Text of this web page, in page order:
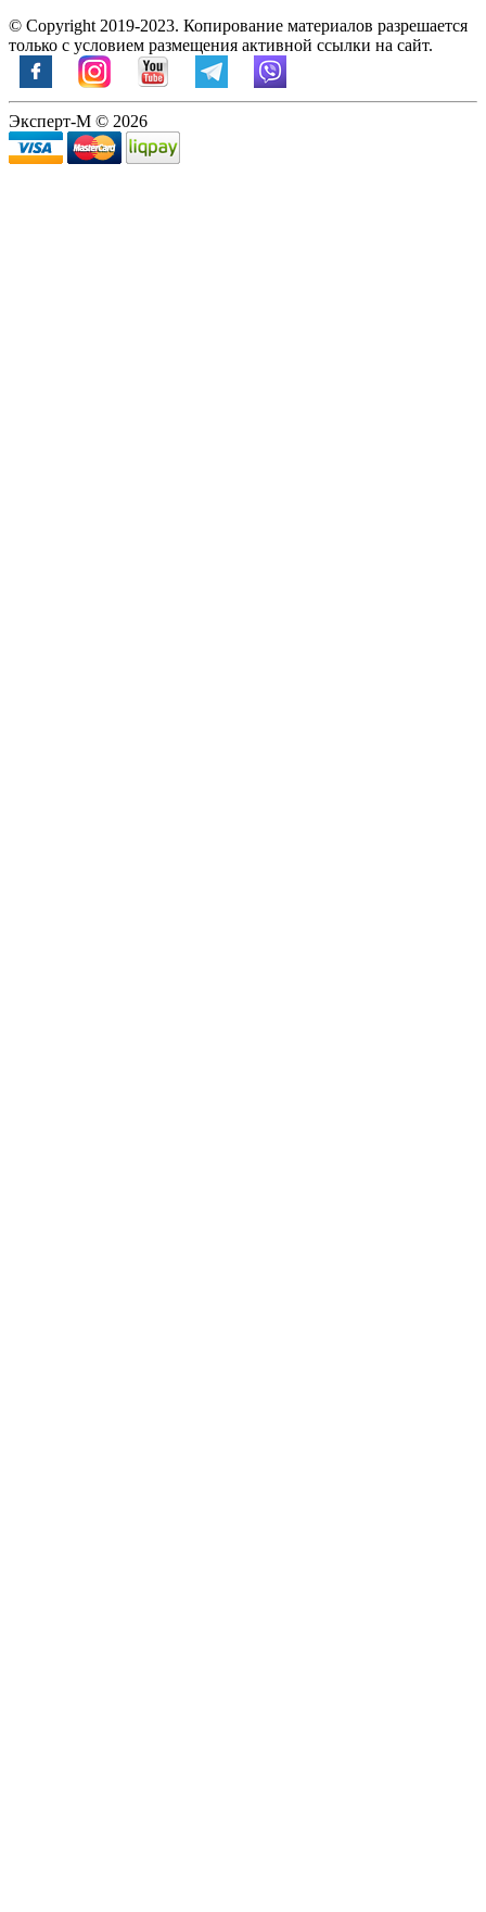
© Copyright 2019-2023. Копирование материалов разрешается
только с условием размещения активной ссылки на сайт.
Эксперт-М © 2026